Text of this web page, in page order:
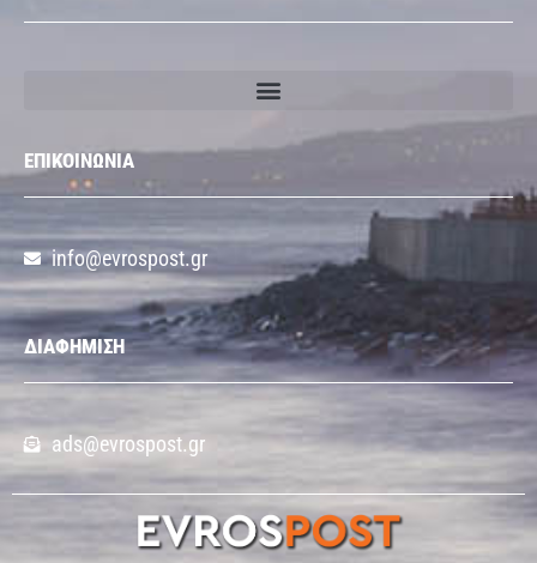
ΕΠΙΚΟΙΝΩΝΙΑ
info@evrospost.gr
ΔΙΑΦΗΜΙΣΗ
ads@evrospost.gr